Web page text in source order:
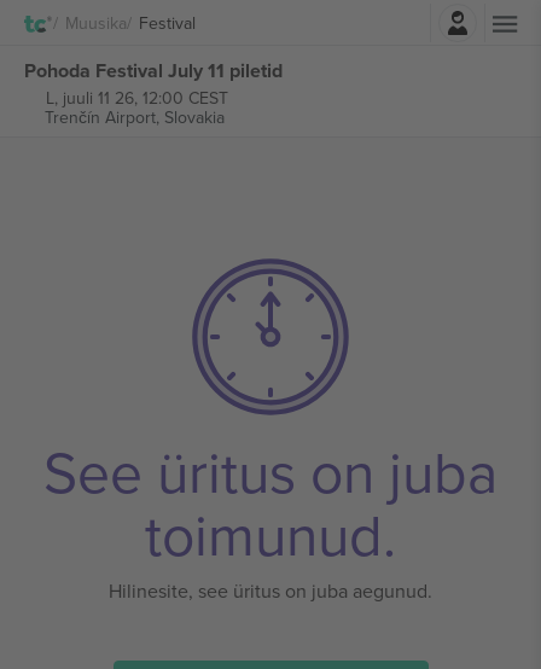
Muusika Festival
Pohoda Festival July 11 piletid
L, juuli 11 26, 12:00 CEST
Trenčín Airport, Slovakia
See üritus on juba
toimunud.
Hilinesite, see üritus on juba aegunud.